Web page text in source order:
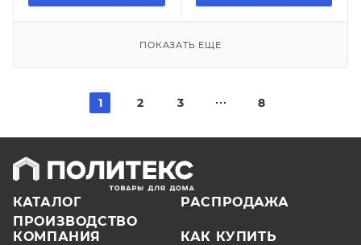
ПОКАЗАТЬ ЕЩЕ
1 2 3 8
КАТАЛОГ
РАСПРОДАЖА
ПРОИЗВОДСТВО
КОМПАНИЯ
КАК КУПИТЬ